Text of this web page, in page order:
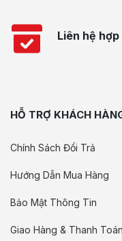
Liên hệ
HỖ TRỢ KHÁCH
Chính Sách Đổi Trả
Hướng Dẫn Mua Hàng
Bảo Mật Thông Tin
Giao Hàng & Thanh Toán